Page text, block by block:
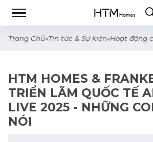
Trang Chủ»Tin tức & Sự kiện»Hoạt động
HTM HOMES &
TRIỂN LÃM QUỐC TẾ
LIVE 2025 - NHỮNG
NÓI